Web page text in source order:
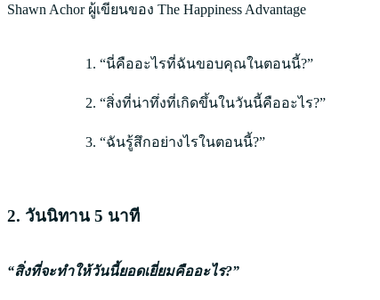
Shawn Achor ผู้เขียนของ The Happiness Advantage
“นี่คืออะไรที่ฉันขอบคุณในตอนนี้?”
“สิ่งที่น่าทึ่งที่เกิดขึ้นในวันนี้คืออะไร?”
“ฉันรู้สึกอย่างไรในตอนนี้?”
2. วันนิทาน 5 นาที
“สิ่งที่จะทำให้วันนี้ยอดเยี่ยมคืออะไร?”